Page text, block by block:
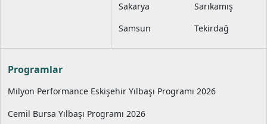
Sakarya
Sarıkamış
Samsun
Tekirdağ
Programlar
Milyon Performance Eskişehir Yılbaşı Programı 2026
Cemil Bursa Yılbaşı Programı 2026